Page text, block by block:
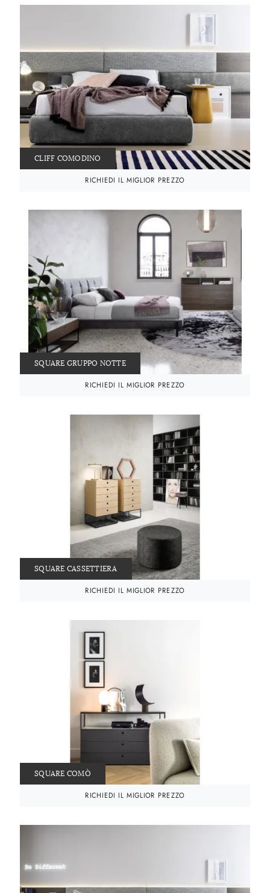
CLIFF COMODINO
RICHIEDI IL MIGLIOR PREZZO
SQUARE GRUPPO NOTTE
RICHIEDI IL MIGLIOR PREZZO
SQUARE CASSETTIERA
RICHIEDI IL MIGLIOR PREZZO
SQUARE COMÒ
RICHIEDI IL MIGLIOR PREZZO